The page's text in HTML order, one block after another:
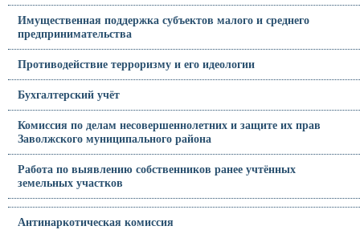
Имущественная поддержка субъектов малого и среднего
предпринимательства
Противодействие терроризму и его идеологии
Бухгалтерский учёт
Комиссия по делам несовершеннолетних и защите их прав
Заволжского муниципального района
Работа по выявлению собственников ранее учтённых
земельных участков
Антинаркотическая комиссия